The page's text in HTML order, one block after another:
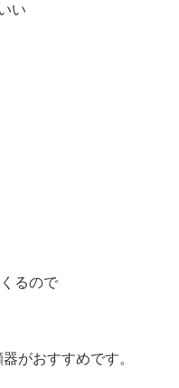
い
るので
がおすすめです。